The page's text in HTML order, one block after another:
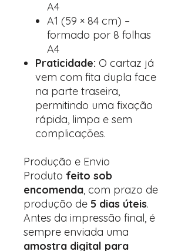
A4
A1 (59 × 84 cm) –
formado por 8 folhas
A4
Praticidade: O cartaz já
vem com fita dupla face
na parte traseira,
permitindo uma fixação
rápida, limpa e sem
complicações.
Produção e Envio
Produto feito sob
encomenda, com prazo de
produção de 5 dias úteis.
Antes da impressão final, é
sempre enviada uma
amostra digital para